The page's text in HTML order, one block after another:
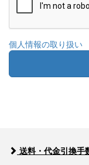
個人情報の取り扱い
送料・代金引換手